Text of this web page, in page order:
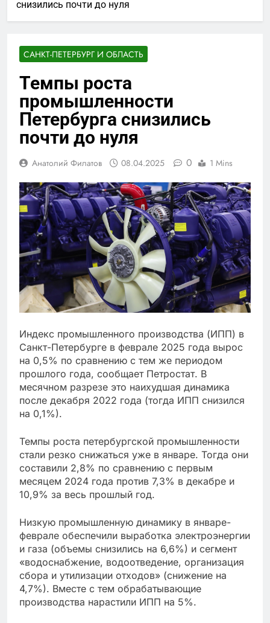
снизились почти до нуля
САНКТ-ПЕТЕРБУРГ И ОБЛАСТЬ
Темпы роста
промышленности
Петербурга снизились
почти до нуля
Анатолий Филатов 08.04.2025 0 1 Mins
Индекс промышленного производства (ИПП) в
Санкт-Петербурге в феврале 2025 года вырос
на 0,5% по сравнению с тем же периодом
прошлого года, сообщает Петростат. В
месячном разрезе это наихудшая динамика
после декабря 2022 года (тогда ИПП снизился
на 0,1%).
Темпы роста петербургской промышленности
стали резко снижаться уже в январе. Тогда они
составили 2,8% по сравнению с первым
месяцем 2024 года против 7,3% в декабре и
10,9% за весь прошлый год.
Низкую промышленную динамику в январе-
феврале обеспечили выработка электроэнергии
и газа (объемы снизились на 6,6%) и сегмент
«водоснабжение, водоотведение, организация
сбора и утилизации отходов» (снижение на
4,7%). Вместе с тем обрабатывающие
производства нарастили ИПП на 5%.